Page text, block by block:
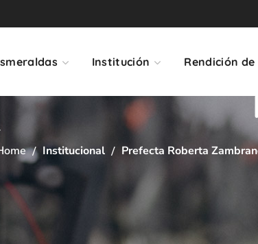
Institución Rendición
Institucional Prefecta Roberta